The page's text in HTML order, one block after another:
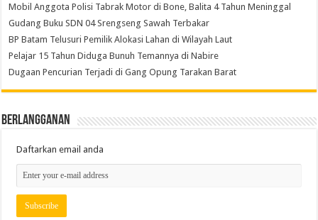
Mobil Anggota Polisi Tabrak Motor di Bone, Balita 4 Tahun Meninggal
Gudang Buku SDN 04 Srengseng Sawah Terbakar
BP Batam Telusuri Pemilik Alokasi Lahan di Wilayah Laut
Pelajar 15 Tahun Diduga Bunuh Temannya di Nabire
Dugaan Pencurian Terjadi di Gang Opung Tarakan Barat
Berlangganan
Daftarkan email anda